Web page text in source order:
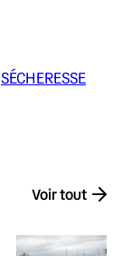
SÉCHERESSE
Voir tout